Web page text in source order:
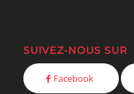
SUIVEZ-NOUS SUR
Facebook